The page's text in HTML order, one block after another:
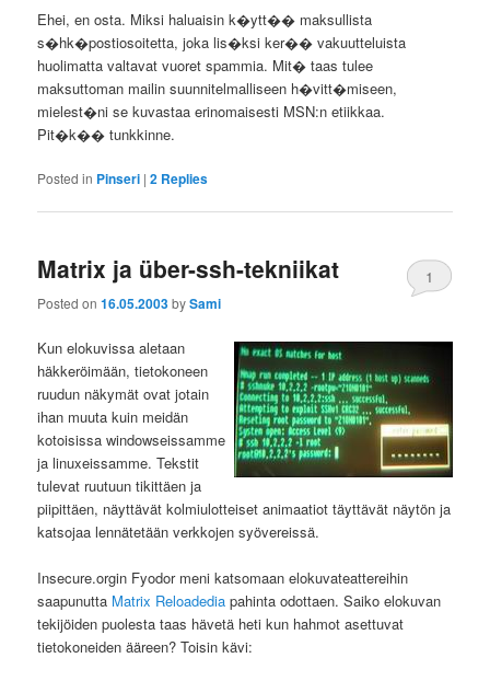
Ehei, en osta. Miksi haluaisin k�ytt�� maksullista
s�hk�postiosoitetta, joka lis�ksi ker�� vakuutteluista
huolimatta valtavat vuoret spammia. Mit� taas tulee
maksuttoman mailin suunnitelmalliseen h�vitt�miseen,
mielest�ni se kuvastaa erinomaisesti MSN:n etiikkaa.
Pit�k�� tunkkinne.
Posted in Pinseri |2 Replies
Matrix ja über-ssh-tekniikat
Posted on16.05.2003bySami
1
Kun elokuvissa aletaan
häkkeröimään, tietokoneen
ruudun näkymät ovat jotain
ihan muuta kuin meidän
kotoisissa windowseissamme
ja linuxeissamme. Tekstit
tulevat ruutuun tikittäen ja
piipittäen, näyttävät kolmiulotteiset animaatiot täyttävät näytön ja
katsojaa lennätetään verkkojen syövereissä.
Insecure.orgin Fyodor meni katsomaan elokuvateattereihin
saapunutta Matrix Reloadedia pahinta odottaen. Saiko elokuvan
tekijöiden puolesta taas hävetä heti kun hahmot asettuvat
tietokoneiden ääreen? Toisin kävi: